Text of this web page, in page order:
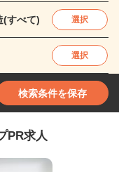
(すべて) 選択
選択
検索条件を保存
PR求人